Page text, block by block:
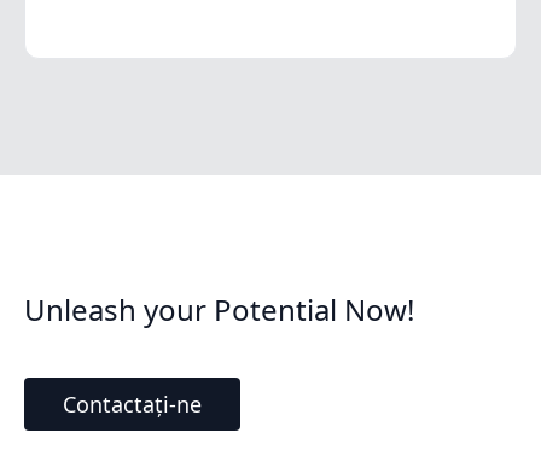
Unleash your Potential Now!
Contactați-ne